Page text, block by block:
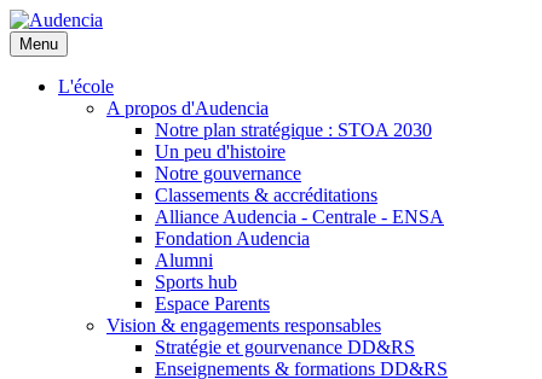
Aller
au
contenu
principal
Menu
L'école
A propos d'Audencia
Notre plan stratégique : STOA 2030
Un peu d'histoire
Notre gouvernance
Classements & accréditations
Alliance Audencia - Centrale - ENSA
Fondation Audencia
Alumni
Sports hub
Espace Parents
Vision & engagements responsables
Stratégie et gourvenance DD&RS
Enseignements & formations DD&RS